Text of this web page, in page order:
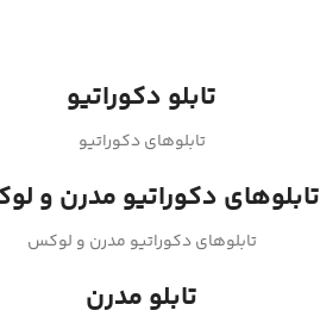
تابلو دکوراتیو
تابلوهای دکوراتیو
تابلوهای دکوراتیو مدرن و
تابلوهای دکوراتیو مدرن و لوکس
تابلو مدرن